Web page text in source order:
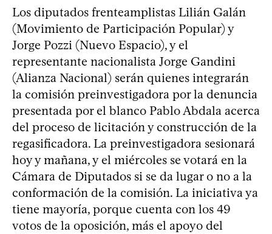
Los diputados frenteamplistas Lilián Galán
(Movimiento de Participación Popular) y
Jorge Pozzi (Nuevo Espacio), y el
representante nacionalista Jorge Gandini
(Alianza Nacional) serán quienes integrarán
la comisión preinvestigadora por la denuncia
presentada por el blanco Pablo Abdala acerca
del proceso de licitación y construcción de la
regasificadora. La preinvestigadora sesionará
hoy y mañana, y el miércoles se votará en la
Cámara de Diputados si se da lugar o no a la
conformación de la comisión. La iniciativa ya
tiene mayoría, porque cuenta con los 49
votos de la oposición, más el apoyo del